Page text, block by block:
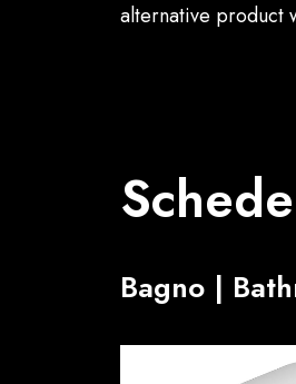
alternative product
Bagno |